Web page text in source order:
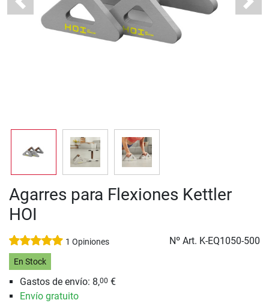
Previous Next
Agarres para Flexiones Kettler
HOI
1 Opiniones Nº Art. K-EQ1050-500
En Stock
Gastos de envío: 8,00 €
Envío gratuito